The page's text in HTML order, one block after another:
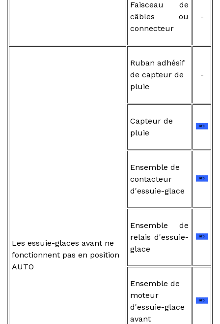
Faisceau de
câbles ou
connecteur
-
Les essuie-glaces avant ne
fonctionnent pas en position
AUTO
Ruban adhésif
de capteur de
pluie
-
Capteur de
pluie
Ensemble de
contacteur
d'essuie-glace
Ensemble de
relais d'essuie-
glace
Ensemble de
moteur
d'essuie-glace
avant